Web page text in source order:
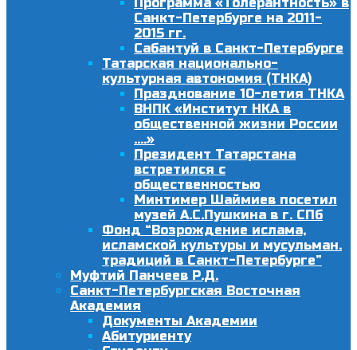
Санкт-Петербурге на 2011-
2015 гг.
Сабантуй в Санкт-Петербурге
Татарская национально-
культурная автономия (ТНКА)
Празднование 10-летия ТНКА
ВНПК «Институт НКА в
общественной жизни России
….»
Президент Татарстана
встретился с
общественностью
Минтимер Шаймиев посетил
музей А.С.Пушкина в г. СПб
Фонд “Возрождение ислама,
исламской культуры и мусульман.
традиций в Санкт-Петербурге”
Муфтий Панчеев Р.Д.
Санкт-Петербургская Восточная
Академия
Документы Академии
Абитуриенту